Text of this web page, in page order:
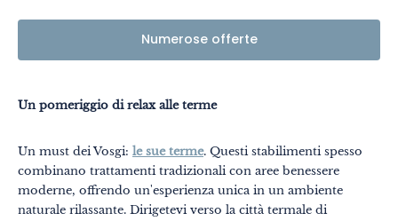
Numerose offerte
Un pomeriggio di relax alle terme
Un must dei Vosgi: le sue terme. Questi stabilimenti spesso
combinano trattamenti tradizionali con aree benessere
moderne, offrendo un'esperienza unica in un ambiente
naturale rilassante. Dirigetevi verso la città termale di